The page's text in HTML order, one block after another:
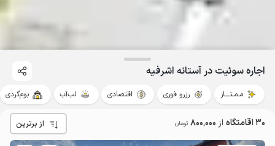
اجاره سوئیت در آستانه اشرفیه
مـمـتــــاز رزرو فوری اقتصادی لب‌آب بوم‌گردی
30 اقامتگاه از 800٬000 تومان از برترین